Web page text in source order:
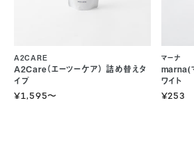
A2Care（エーツーケア） 詰め替えタ
イプ
A2CARE
〜
¥1,595
marna(
ワイト
マーナ
¥253